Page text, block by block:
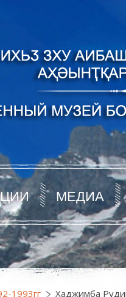
МЕДИА
1993гг Хаджимба